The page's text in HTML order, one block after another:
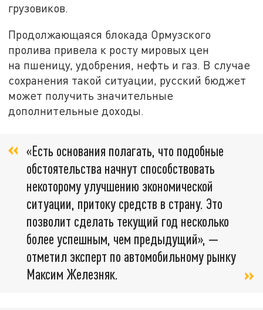
грузовиков.
Продолжающаяся блокада Ормузского
пролива привела к росту мировых цен
на пшеницу, удобрения, нефть и газ. В случае
сохранения такой ситуации, русский бюджет
может получить значительные
дополнительные доходы.
«Есть основания полагать, что подобные
обстоятельства начнут способствовать
некоторому улучшению экономической
ситуации, притоку средств в страну. Это
позволит сделать текущий год несколько
более успешным, чем предыдущий», —
отметил эксперт по автомобильному рынку
Максим Железняк.